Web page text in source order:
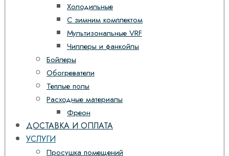
Холодильные
С зимним комплектом
Мультизональные VRF
Чиллеры и фанкойлы
Бойлеры
Обогреватели
Теплые полы
Расходные материалы
Фреон
ДОСТАВКА И ОПЛАТА
УСЛУГИ
Просушка помещений